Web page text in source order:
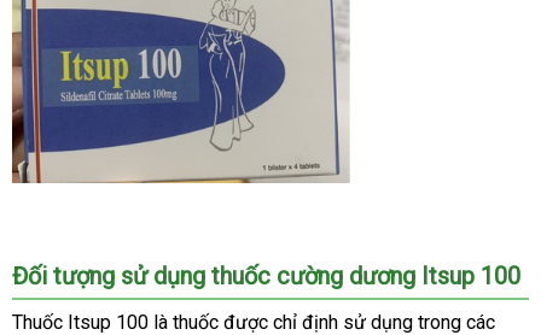
Đối tượng sử dụng thuốc cường dương Itsup 100
Thuốc Itsup 100 là thuốc kiểm
được chỉ định sử dụng trong giá
các